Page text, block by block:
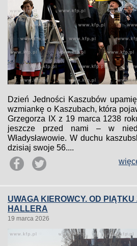
Dzień Jedności Kaszubów
wzmiankę o Kaszubach, która
Grzegorza IX z 19 marca 1238
jeszcze przed nami – w
Władysławowie. W duchu
dzisiaj swoje 56....
UWAGA KIEROWCY. OD
HALLERA
19 marca 2026